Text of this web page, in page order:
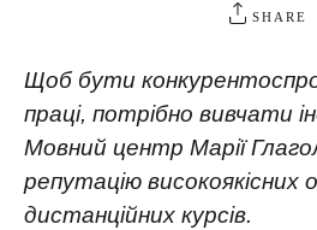
SHARE
Щоб бути
праці, потрібно вивчати
Мовний центр Марії
репутацію високоякісних
дистанційних курсів.